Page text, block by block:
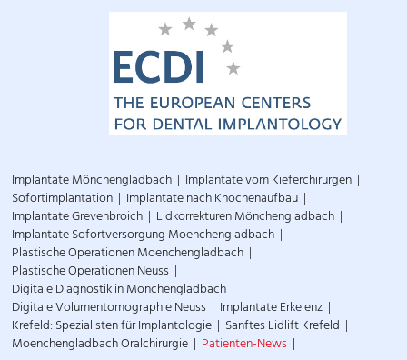
Implantate Mönchengladbach Implantate vom Kieferchirurgen
Sofortimplantation Implantate nach Knochenaufbau
Implantate Grevenbroich Lidkorrekturen Mönchengladbach
Implantate Sofortversorgung Moenchengladbach
Plastische Operationen Moenchengladbach
Plastische Operationen Neuss
Digitale Diagnostik in Mönchengladbach
Digitale Volumentomographie Neuss Implantate Erkelenz
Krefeld: Spezialisten für Implantologie Sanftes Lidlift Krefeld
Moenchengladbach Oralchirurgie Patienten-News